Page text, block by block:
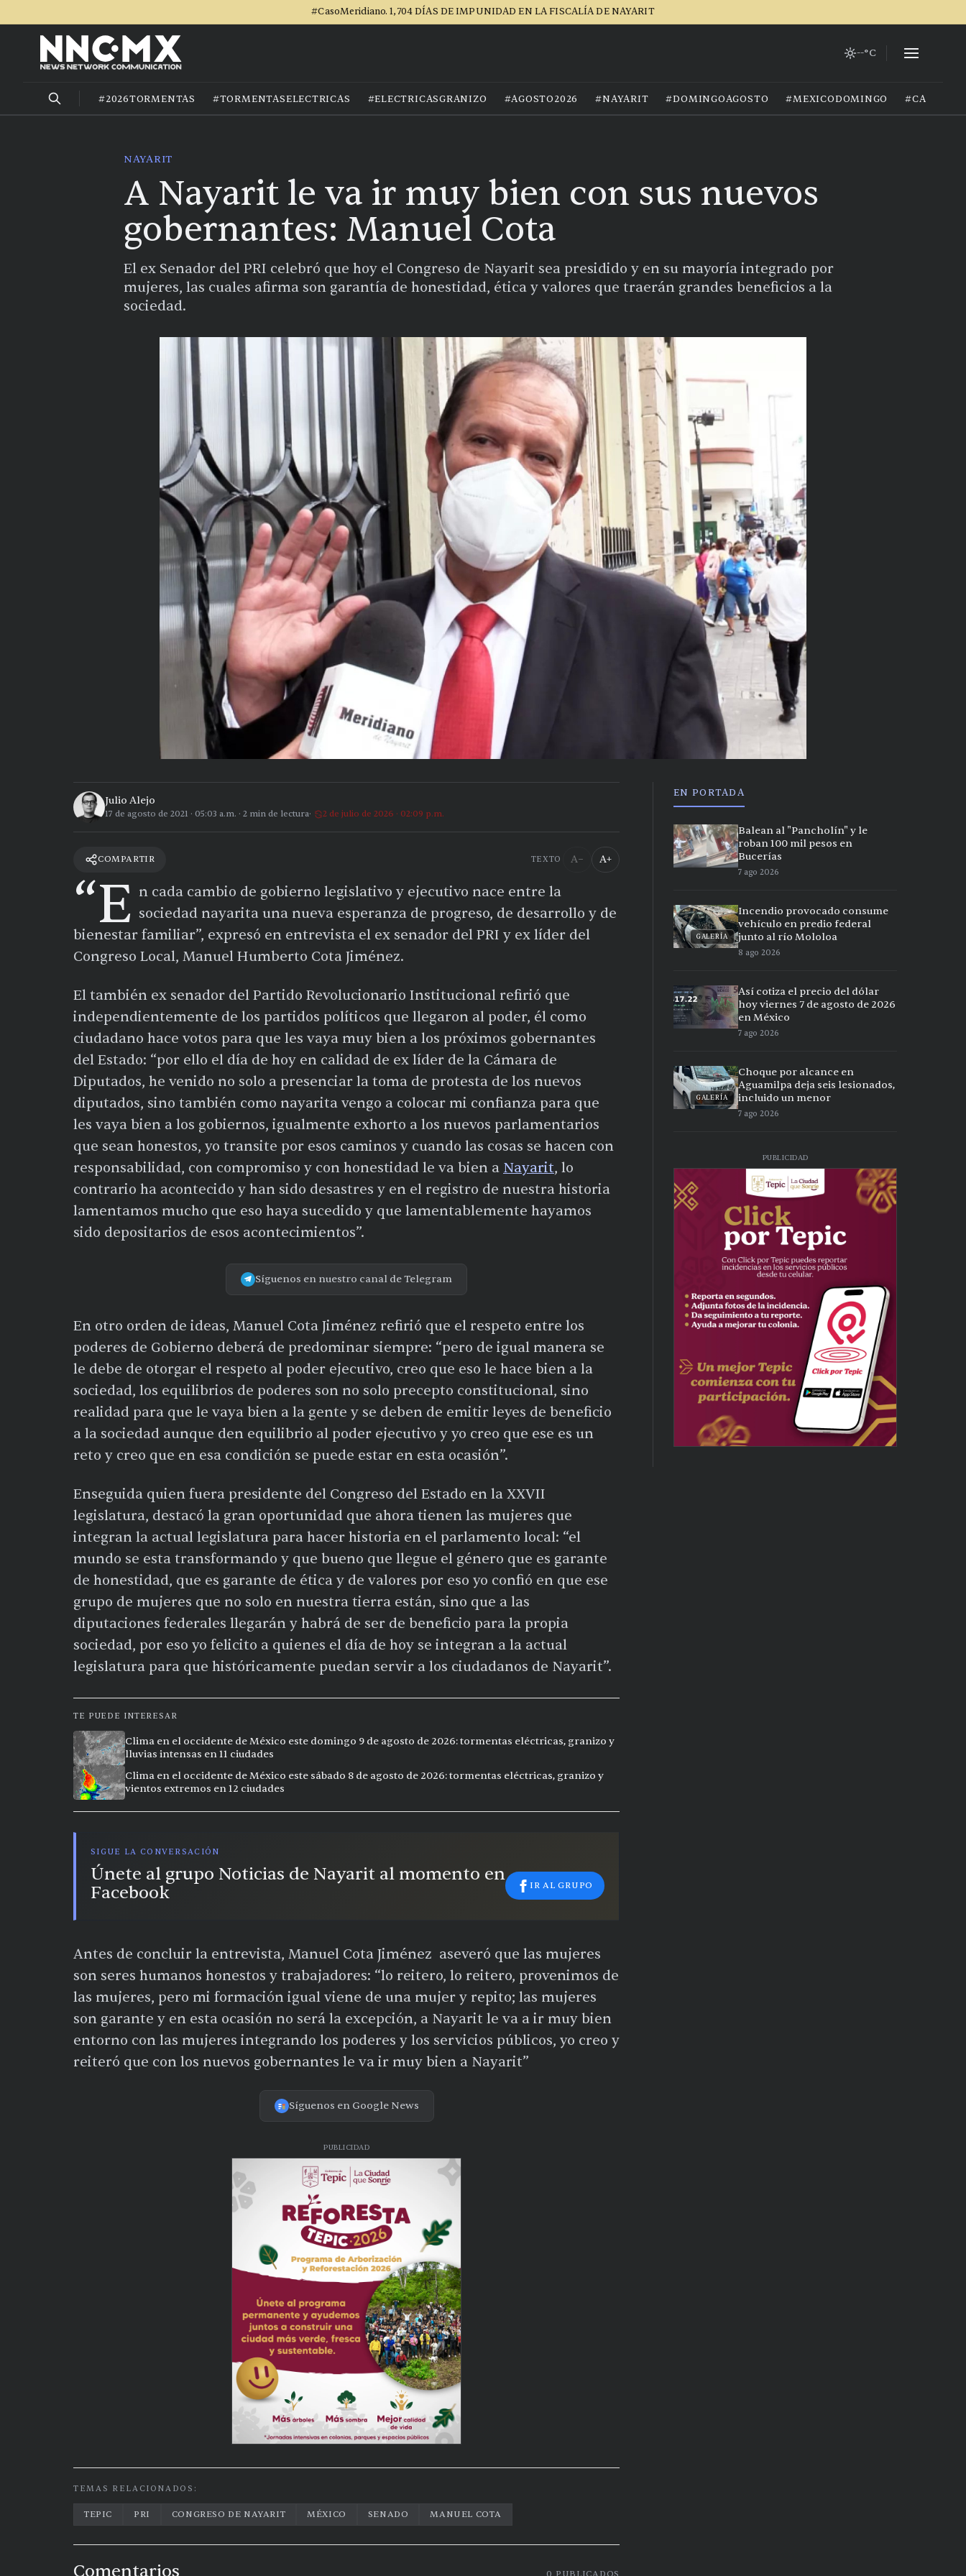
#CasoMeridiano. 1,704 DÍAS DE IMPUNIDAD EN LA FISCALÍA DE NAYARIT
--°C
#2026TORMENTAS #TORMENTASELECTRICAS #ELECTRICASGRANIZO #AGOSTO2026 #NAYARIT #DOMINGOAGOSTO #MEXICODOMINGO
NAYARIT
A Nayarit le va ir muy bien con sus nuevos
gobernantes: Manuel Cota
El ex Senador del PRI celebró que hoy el Congreso de Nayarit sea presidido y en su mayoría integrado por
mujeres, las cuales afirma son garantía de honestidad, ética y valores que traerán grandes beneficios a la
sociedad.
Julio Alejo
17 de agosto de 2021 · 05:03 a.m. · 2 min de lectura 2 de julio de 2026 · 02:09 p.m.
COMPARTIR TEXTO A− A+
“E n cada cambio de gobierno legislativo y ejecutivo nace entre la
sociedad nayarita una nueva esperanza de progreso, de desarrollo y de
bienestar familiar”, expresó en entrevista el ex senador del PRI y ex líder del
Congreso Local, Manuel Humberto Cota Jiménez.
El también ex senador del Partido Revolucionario Institucional refirió que
independientemente de los partidos políticos que llegaron al poder, él como
ciudadano hace votos para que les vaya muy bien a los próximos gobernantes
del Estado: “por ello el día de hoy en calidad de ex líder de la Cámara de
Diputados, he venido no solo a presenciar la toma de protesta de los nuevos
diputados, sino también como nayarita vengo a colocar mi confianza para que
les vaya bien a los gobiernos, igualmente exhorto a los nuevos parlamentarios
que sean honestos, yo transite por esos caminos y cuando las cosas se hacen con
responsabilidad, con compromiso y con honestidad le va bien a Nayarit, lo
contrario ha acontecido y han sido desastres y en el registro de nuestra historia
lamentamos mucho que eso haya sucedido y que lamentablemente hayamos
sido depositarios de esos acontecimientos”.
Síguenos en nuestro canal de Telegram
En otro orden de ideas, Manuel Cota Jiménez refirió que el respeto entre los
poderes de Gobierno deberá de predominar siempre: “pero de igual manera se
le debe de otorgar el respeto al poder ejecutivo, creo que eso le hace bien a la
sociedad, los equilibrios de poderes son no solo precepto constitucional, sino
realidad para que le vaya bien a la gente y se deben de emitir leyes de beneficio
a la sociedad aunque den equilibrio al poder ejecutivo y yo creo que ese es un
reto y creo que en esa condición se puede estar en esta ocasión”.
Enseguida quien fuera presidente del Congreso del Estado en la XXVII
legislatura, destacó la gran oportunidad que ahora tienen las mujeres que
integran la actual legislatura para hacer historia en el parlamento local: “el
mundo se esta transformando y que bueno que llegue el género que es garante
de honestidad, que es garante de ética y de valores por eso yo confió en que ese
grupo de mujeres que no solo en nuestra tierra están, sino que a las
diputaciones federales llegarán y habrá de ser de beneficio para la propia
sociedad, por eso yo felicito a quienes el día de hoy se integran a la actual
legislatura para que históricamente puedan servir a los ciudadanos de Nayarit”.
TE PUEDE INTERESAR
Clima en el occidente de México este domingo 9 de agosto de 2026: tormentas eléctricas, granizo y
lluvias intensas en 11 ciudades
Clima en el occidente de México este sábado 8 de agosto de 2026: tormentas eléctricas, granizo y
vientos extremos en 12 ciudades
SIGUE LA CONVERSACIÓN
Únete al grupo Noticias de Nayarit al momento en
Facebook
IR AL GRUPO
Antes de concluir la entrevista, Manuel Cota Jiménez aseveró que las mujeres
son seres humanos honestos y trabajadores: “lo reitero, lo reitero, provenimos de
las mujeres, pero mi formación igual viene de una mujer y repito; las mujeres
son garante y en esta ocasión no será la excepción, a Nayarit le va a ir muy bien
entorno con las mujeres integrando los poderes y los servicios públicos, yo creo y
reiteró que con los nuevos gobernantes le va ir muy bien a Nayarit”
Síguenos en Google News
PUBLICIDAD
TEMAS RELACIONADOS:
TEPIC PRI CONGRESO DE NAYARIT MÉXICO SENADO MANUEL COTA
Comentarios
EN PORTADA
Balean al "Pancholín" y le
roban 100 mil pesos en
Bucerías
7 ago 2026
GALERÍA
Incendio provocado consume
vehículo en predio federal
junto al río Mololoa
8 ago 2026
Así cotiza el precio del dólar
hoy viernes 7 de agosto de 2026
en México
7 ago 2026
GALERÍA
Choque por alcance en
Aguamilpa deja seis lesionados,
incluido un menor
7 ago 2026
PUBLICIDAD